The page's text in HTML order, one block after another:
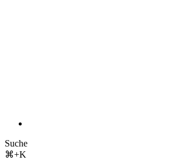
Suche
⌘+K